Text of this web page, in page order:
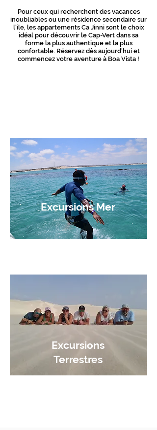
Pour ceux qui recherchent des vacances
inoubliables ou une résidence secondaire sur
l'île, les appartements Ca Jinni sont le choix
idéal pour découvrir le Cap-Vert dans sa
forme la plus authentique et la plus
confortable. Réservez dès aujourd'hui et
commencez votre aventure à Boa Vista !
Excursions Mer
Excursions
Terrestres